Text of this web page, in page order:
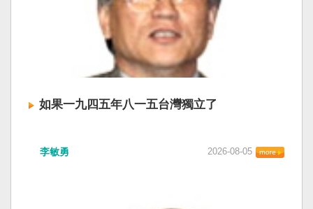
如果一九四五年八一五台灣獨立了
李敏勇 2026-08-05